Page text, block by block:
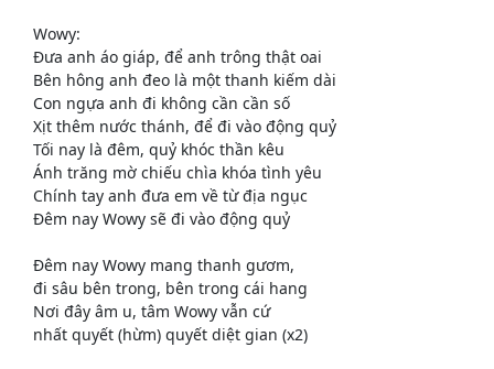
Wowy:
Đưa anh áo giáp, để anh trông thật oai
Bên hông anh đeo là một thanh kiếm dài
Con ngựa anh đi không cần cần số
Xịt thêm nước thánh, để đi vào động quỷ
Tối nay là đêm, quỷ khóc thần kêu
Ánh trăng mờ chiếu chìa khóa tình yêu
Chính tay anh đưa em về từ địa ngục
Đêm nay Wowy sẽ đi vào động quỷ
Đêm nay Wowy mang thanh gươm,
đi sâu bên trong, bên trong cái hang
Nơi đây âm u, tâm Wowy vẫn cứ
nhất quyết (hừm) quyết diệt gian (x2)